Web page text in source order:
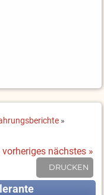
»
vorheriges nächstes »
DRUCKEN